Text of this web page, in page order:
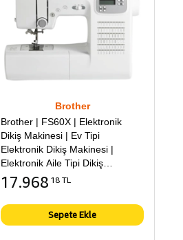
Brother
Brother | FS60X | Elektronik
Dikiş Makinesi | Ev Tipi
Elektronik Dikiş Makinesi |
Elektronik Aile Tipi Dikiş
Makinesi
17.968 18 TL
Sepete Ekle